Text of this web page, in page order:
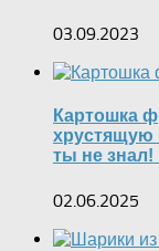
03.09.2023
Картошка
хрустящую
ты не знал!
02.06.2025